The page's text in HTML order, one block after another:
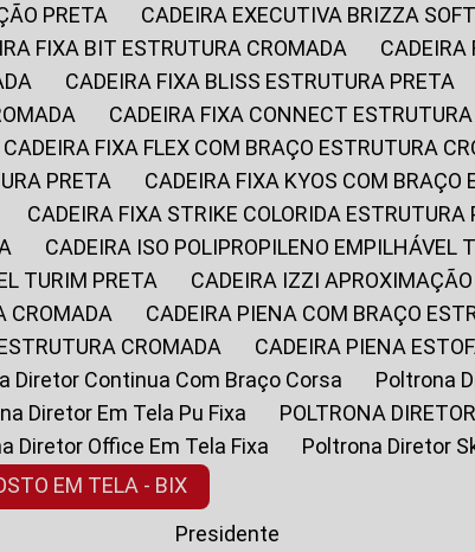
PRETA
CADEIRA EXECUTIVA BRIZZA
FIXA BIT ESTRUTURA CROMADA
CADEIRA FIXA BLISS ESTRUTURA PRETA
CADEIRA FIXA CONNECT
CADEIRA FIXA FLEX COM BRAÇO ESTRUTURA
PRETA
CADEIRA FIXA KYOS COM
CADEIRA FIXA STRIKE COLORIDA ESTRUTURA
CADEIRA ISO POLIPROPILENO EMPILHÁVEL
TURIM PRETA
CADEIRA IZZI APROXIMAÇÃO
CROMADA
CADEIRA PIENA COM BRAÇO
CROMADA
CADEIRA PIENA
Diretor Continua Com Braço Corsa
Poltrona
Diretor Em Tela Pu Fixa
POLTRONA
Diretor Office Em Tela Fixa
Poltrona Diretor
EM TELA - BIX
Presidente